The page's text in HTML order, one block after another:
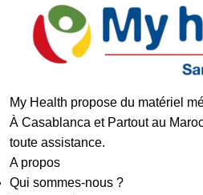
My Health propose du matériel
À Casablanca et Partout au
toute assistance.
A propos
Qui sommes-nous ?